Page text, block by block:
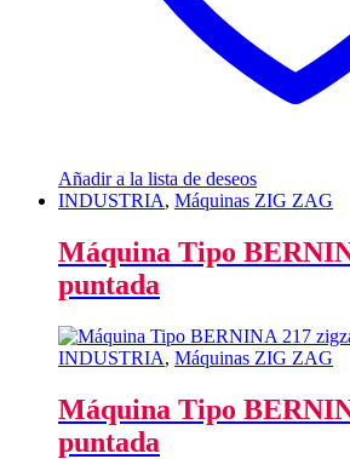
Añadir a la lista de deseos
INDUSTRIA, Máquinas ZIG ZAG
Máquina Tipo
puntada
INDUSTRIA, Máquinas ZIG ZAG
Máquina Tipo
puntada